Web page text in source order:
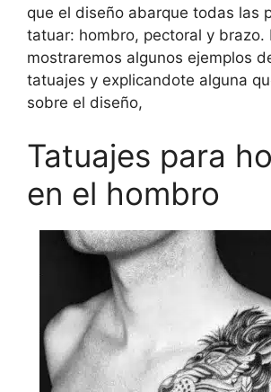
que el diseño abarque todas las
tatuar: hombro, pectoral y brazo.
mostraremos algunos ejemplos
tatuajes y explicandote alguna
sobre el diseño,
Tatuajes para
en el hombro